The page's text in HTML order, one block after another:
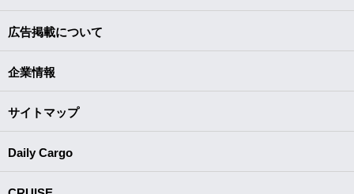
広告掲載について
企業情報
サイトマップ
Daily Cargo